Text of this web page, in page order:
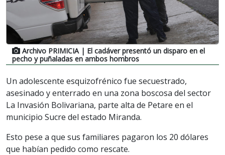
Archivo PRIMICIA | El cadáver presentó un disparo en el
pecho y puñaladas en ambos hombros
Un adolescente esquizofrénico fue secuestrado,
asesinado y enterrado en una zona boscosa del sector
La Invasión Bolivariana, parte alta de Petare en el
municipio Sucre del estado Miranda.
Esto pese a que sus familiares pagaron los 20 dólares
que habían pedido como rescate.